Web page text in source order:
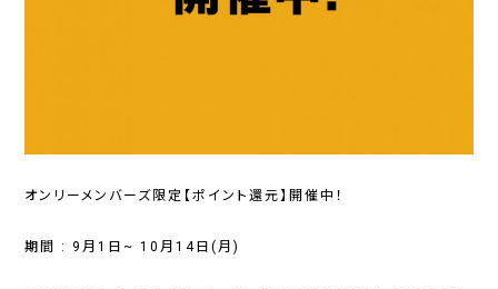
オンリーメンバーズ限定 【ポイント還元】開催中！
期間 : 9月1日~ 10月14日(月)